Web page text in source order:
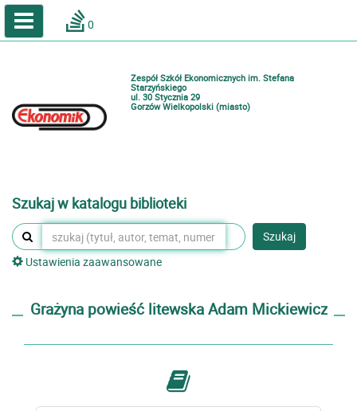
Katalog online biblioteki szkolnej
0
Zespół Szkół Ekonomicznych im. Stefana
Starzyńskiego
ul. 30 Stycznia 29
Gorzów Wielkopolski (miasto)
Szukaj w katalogu biblioteki
Szukaj
Ustawienia zaawansowane
Grażyna powieść litewska Adam Mickiewicz